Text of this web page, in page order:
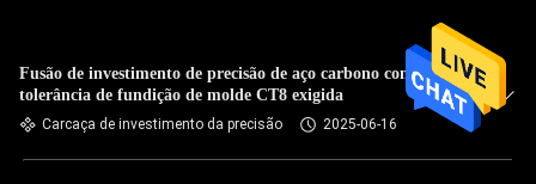
Fusão de investimento de precisão de aço carbono com
tolerância de fundição de molde CT8 exigida
Carcaça de investimento da precisão 2025-06-16